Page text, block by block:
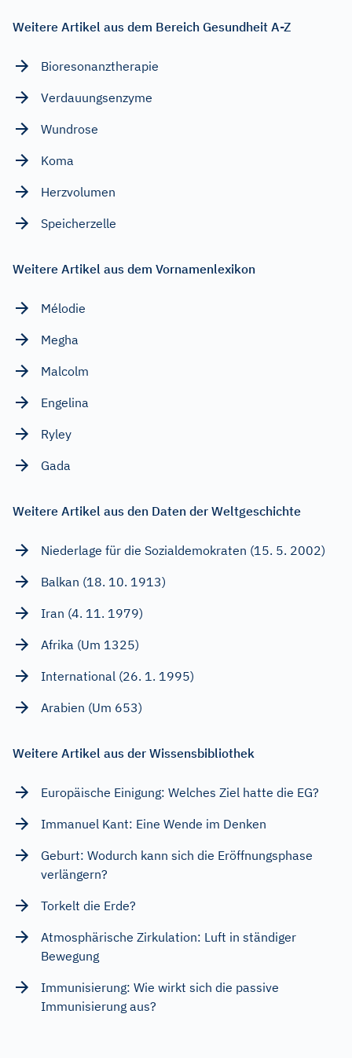
Weitere Artikel aus dem Bereich Gesundheit A-Z
Bioresonanztherapie
Verdauungsenzyme
Wundrose
Koma
Herzvolumen
Speicherzelle
Weitere Artikel aus dem Vornamenlexikon
Mélodie
Megha
Malcolm
Engelina
Ryley
Gada
Weitere Artikel aus den Daten der Weltgeschichte
Niederlage für die Sozialdemokraten (15. 5. 2002)
Balkan (18. 10. 1913)
Iran (4. 11. 1979)
Afrika (Um 1325)
International (26. 1. 1995)
Arabien (Um 653)
Weitere Artikel aus der Wissensbibliothek
Europäische Einigung: Welches Ziel hatte die EG?
Immanuel Kant: Eine Wende im Denken
Geburt: Wodurch kann sich die Eröffnungsphase
verlängern?
Torkelt die Erde?
Atmosphärische Zirkulation: Luft in ständiger
Bewegung
Immunisierung: Wie wirkt sich die passive
Immunisierung aus?